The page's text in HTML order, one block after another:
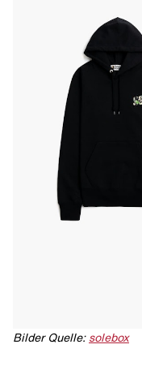
Bilder Quelle: solebox